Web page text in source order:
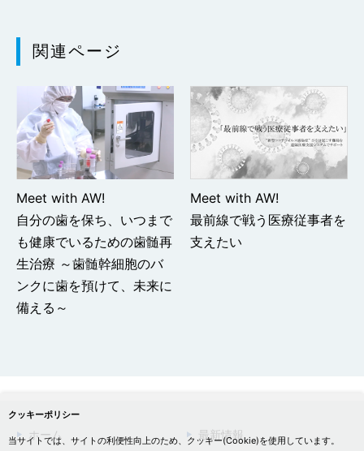
関連ページ
Meet with AW!
自分の歯を保ち、いつまで
も健康でいるための歯髄再
生治療 ～歯髄幹細胞のバ
ンクに歯を預けて、未来に
備える～
Meet with AW!
最前線で戦う医療従事者を
支えたい
クッキーポリシー
当サイトでは、サイトの利便性向上のため、クッキー(Cookie)を使用しています。
ホーム 最新情報